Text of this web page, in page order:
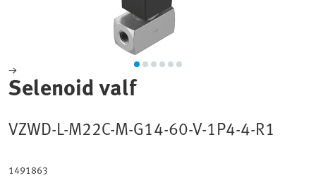
Selenoid valf
VZWD-L-M22C-M-G14-60-V-1P4-4-R1
1491863